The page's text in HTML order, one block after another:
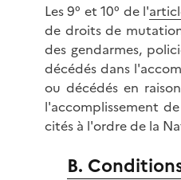
Les 9° et 10° de l'
de droits de
des gendarmes,
décédés dans
ou décédés en
l'accomplissement
cités à l'ordre de la
B.